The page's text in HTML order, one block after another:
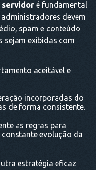
servidor é fundamental
devem
spam e conteúdo
sejam exibidas com
aceitável e
incorporadas do
de forma consistente.
as regras para
constante evolução da
estratégia eficaz.